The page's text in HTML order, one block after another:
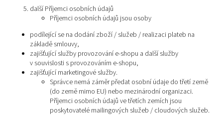
další Příjemci osobních údajů
Příjemci osobních údajů jsou osoby
podílející se na dodání zboží / služeb / realizaci plateb na
základě smlouvy,
zajišťující služby provozování e-shopu a další služby
v souvislosti s provozováním e-shopu,
zajišťující marketingové služby.
Správce nemá záměr předat osobní údaje do třetí země
(do země mimo EU) nebo mezinárodní organizaci.
Příjemci osobních údajů ve třetích zemích jsou
poskytovatelé mailingových služeb / cloudových služeb.